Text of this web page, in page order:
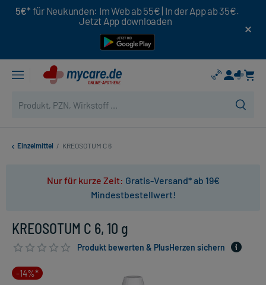
5€* für Neukunden: Im Web ab 55€ | In der App ab 35€.
Jetzt App downloaden
Einzelmittel / KREOSOTUM C 6
Nur für kurze Zeit: Gratis-Versand* ab 19€
Mindestbestellwert!
KREOSOTUM C 6, 10 g
Produkt bewerten & PlusHerzen sichern
-14%*